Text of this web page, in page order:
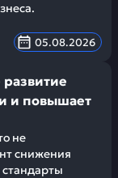
05.08.2026
и повышает
не
снижения